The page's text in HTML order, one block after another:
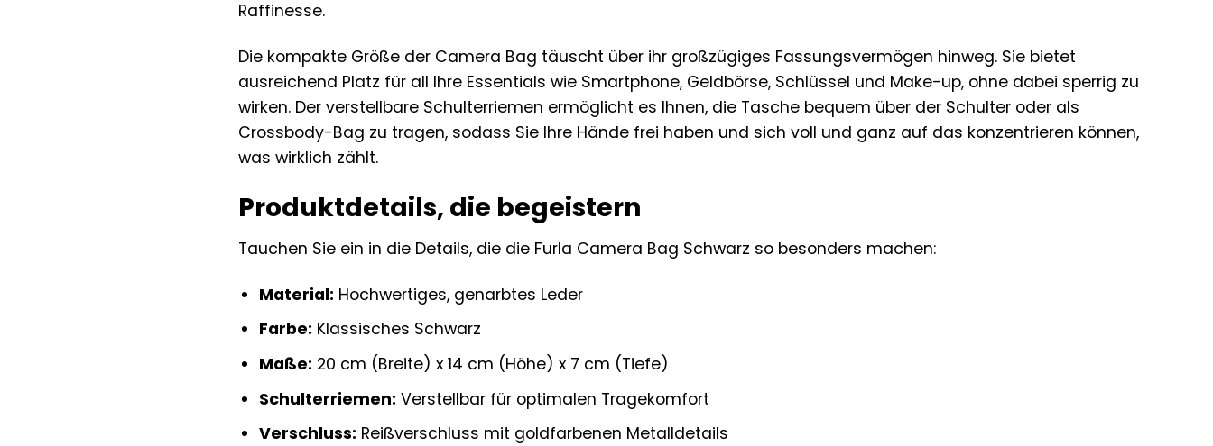
Raffinesse.
Die kompakte Größe der Camera Bag täuscht über ihr großzügiges Fassungsvermögen hinweg. Sie bietet
ausreichend Platz für all Ihre Essentials wie Smartphone, Geldbörse, Schlüssel und Make-up, ohne dabei sperrig zu
wirken. Der verstellbare Schulterriemen ermöglicht es Ihnen, die Tasche bequem über der Schulter oder als
Crossbody-Bag zu tragen, sodass Sie Ihre Hände frei haben und sich voll und ganz auf das konzentrieren können,
was wirklich zählt.
Produktdetails, die begeistern
Tauchen Sie ein in die Details, die die Furla Camera Bag Schwarz so besonders machen:
Material: Hochwertiges, genarbtes Leder
Farbe: Klassisches Schwarz
Maße: 20 cm (Breite) x 14 cm (Höhe) x 7 cm (Tiefe)
Schulterriemen: Verstellbar für optimalen Tragekomfort
Verschluss: Reißverschluss mit goldfarbenen Metalldetails